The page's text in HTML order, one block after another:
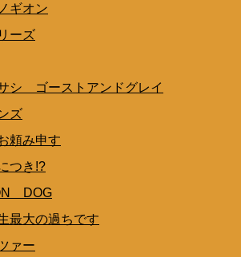
ギオン
ーズ
シ ゴーストアンドグレイ
ズ
頼み申す
つき!?
DOG
最大の過ちです
ァー